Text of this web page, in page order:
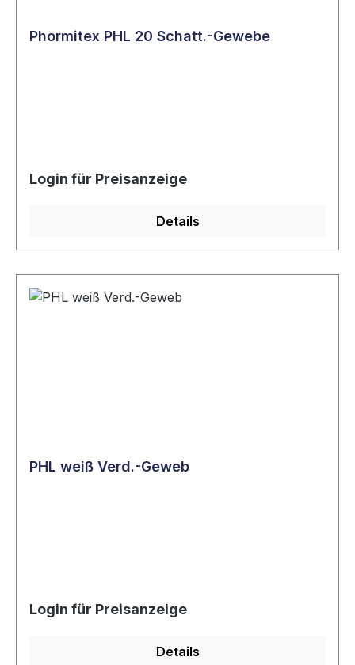
Phormitex PHL 20 Schatt.-Gewebe
Login für Preisanzeige
Details
PHL weiß Verd.-Geweb
Login für Preisanzeige
Details